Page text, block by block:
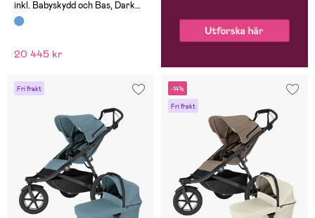
inkl. Babyskydd och Bas, Dark
Slate
20 445 kr
Fri frakt -14%
Fri frakt